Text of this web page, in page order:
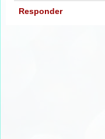
Responder